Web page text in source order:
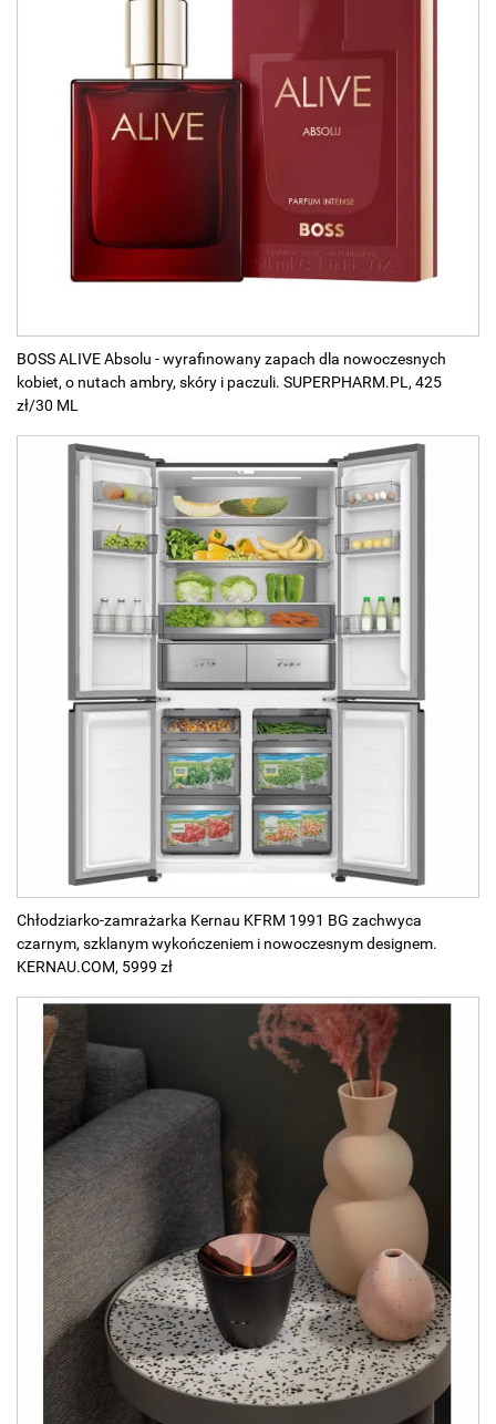
BOSS ALIVE Absolu - wyrafinowany zapach dla nowoczesnych
kobiet, o nutach ambry, skóry i paczuli. SUPERPHARM.PL, 425
zł/30 ML
Chłodziarko-zamrażarka Kernau KFRM 1991 BG zachwyca
czarnym, szklanym wykończeniem i nowoczesnym designem.
KERNAU.COM, 5999 zł